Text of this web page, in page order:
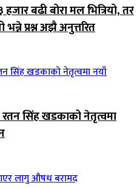
बढी बोरा मल भित्रियो, तर
प्रश्न अझै अनुत्तरित
रतन सिंह खडकाको नेतृत्वमा